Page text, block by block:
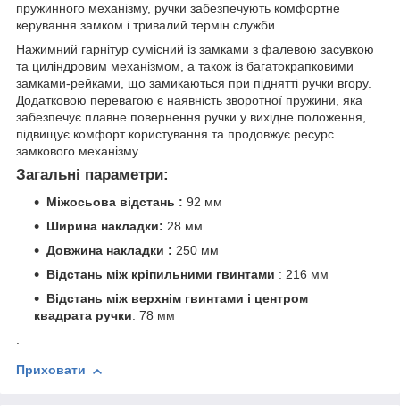
пружинного механізму, ручки забезпечують комфортне
керування замком і тривалий термін служби.
Нажимний гарнітур сумісний із замками з фалевою засувкою
та циліндровим механізмом, а також із багатокрапковими
замками-рейками, що замикаються при піднятті ручки вгору.
Додатковою перевагою є наявність зворотної пружини, яка
забезпечує плавне повернення ручки у вихідне положення,
підвищує комфорт користування та продовжує ресурс
замкового механізму.
Загальні параметри:
Міжосьова відстань : 92 мм
Ширина накладки: 28 мм
Довжина накладки : 250 мм
Відстань між кріпильними гвинтами : 216 мм
Відстань між верхнім гвинтами і центром
квадрата ручки: 78 мм
.
Приховати